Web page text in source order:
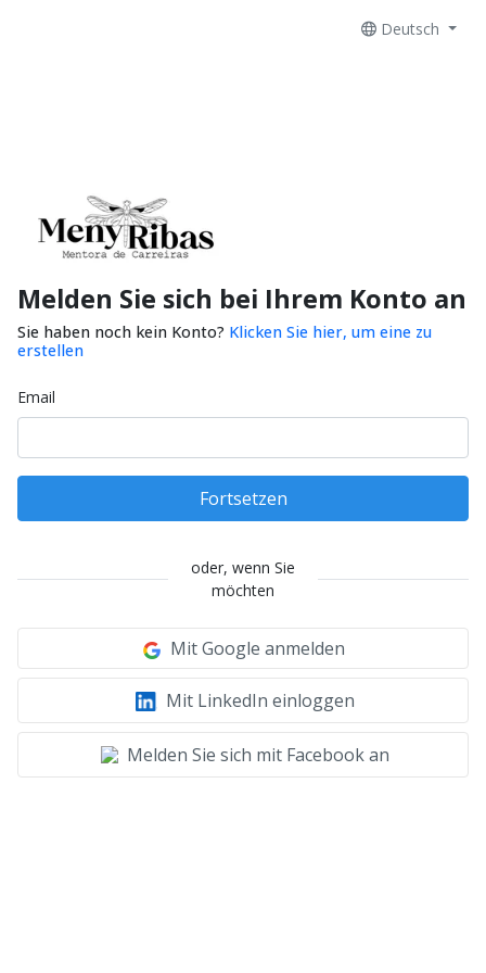
Deutsch
Melden Sie sich bei Ihrem Konto an
Sie haben noch kein Konto? Klicken Sie hier, um eine zu
erstellen
Email
Fortsetzen
oder, wenn Sie
möchten
Mit Google anmelden
Mit LinkedIn einloggen
Melden Sie sich mit Facebook an